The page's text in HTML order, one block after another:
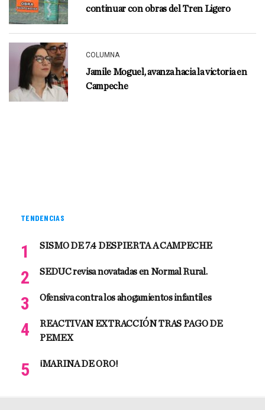
continuar con obras del Tren Ligero
COLUMNA
Jamile Moguel, avanza hacia la victoria en
Campeche
TENDENCIAS
SISMO DE 7.4 DESPIERTA A CAMPECHE
SEDUC revisa novatadas en Normal Rural.
Ofensiva contra los ahogamientos infantiles
REACTIVAN EXTRACCIÓN TRAS PAGO DE
PEMEX
¡MARINA DE ORO!